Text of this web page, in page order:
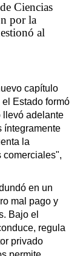
Ciencias
por la
al
capítulo
Estado formó
llevó adelante
íntegramente
la
comerciales",
en un
mal pago y
Bajo el
regula
privado